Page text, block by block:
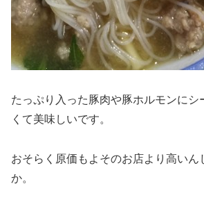
たっぷり入った豚肉や豚ホルモンにシ
くて美味しいです。
おそらく原価もよそのお店より高いん
か。